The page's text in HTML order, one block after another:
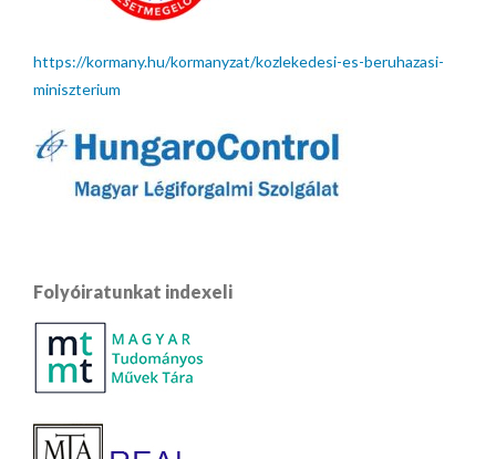
https://kormany.hu/kormanyzat/kozlekedesi-es-beruhazasi-
miniszterium
Folyóiratunkat indexeli